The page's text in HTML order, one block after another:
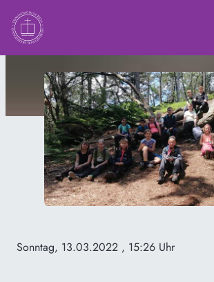
Sonntag, 13.03.2022 , 15:26 Uhr